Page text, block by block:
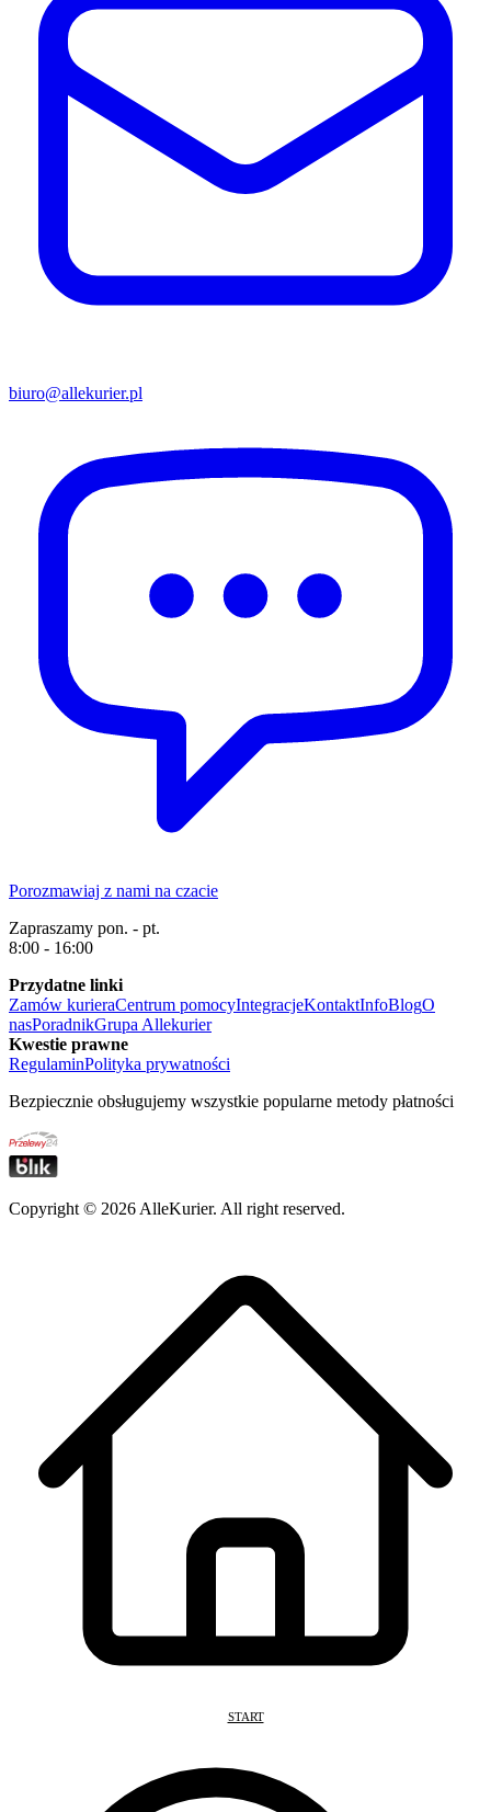
biuro@allekurier.pl
Porozmawiaj z nami na czacie
Zapraszamy pon. - pt.
8:00 - 16:00
Przydatne linki
Zamów kurieraCentrum pomocyIntegracjeKontaktInfoBlogO
nasPoradnikGrupa Allekurier
Kwestie prawne
RegulaminPolityka prywatności
Bezpiecznie obsługujemy wszystkie popularne metody płatności
Copyright © 2026 AlleKurier. All right reserved.
START